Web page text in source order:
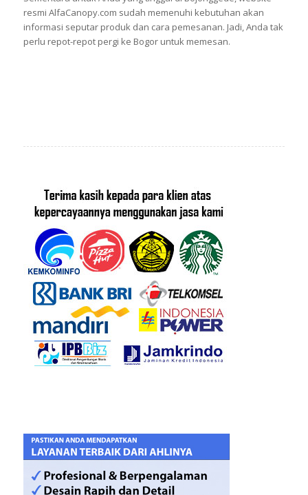
resmi AlfaCanopy.com sudah memenuhi kebutuhan akan
informasi seputar produk dan cara pemesanan. Jadi, Anda tak
perlu repot-repot pergi ke Bogor untuk memesan.